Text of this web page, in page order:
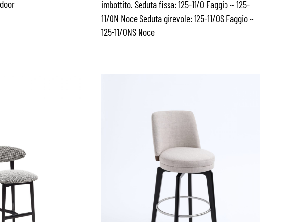
imbottito. Seduta fissa: 125-11/0 Faggio ~ 125-
11/0N Noce Seduta girevole: 125-11/0S Faggio ~
125-11/0NS Noce